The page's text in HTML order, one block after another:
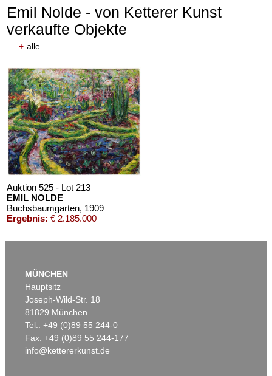
Auktion 610 - Lot 426000372
HERMANN MAX PECHSTEIN
Reisebilder, 1919
Schätzpreis:€ 1.600
Emil Nolde - von Ketterer Kunst
verkaufte Objekte
+ alle
Auktion 525 - Lot 213
EMIL NOLDE
Buchsbaumgarten, 1909
Ergebnis: € 2.185.000
Auktion 479 - Lot 822
MÜNCHEN
Hauptsitz
Joseph-Wild-Str. 18
81829 München
Tel.: +49 (0)89 55 244-0
Fax: +49 (0)89 55 244-177
info@kettererkunst.de